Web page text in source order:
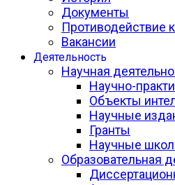
Документы
Противодействие
Вакансии
Деятельность
Научная
Научно-
Объекты
Научные
Гранты
Научные
Образовательная